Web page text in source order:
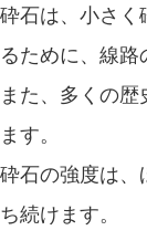
砕石は、小さく
るために、線路
また、多くの
ます。
砕石の強度は、
ち続けます。